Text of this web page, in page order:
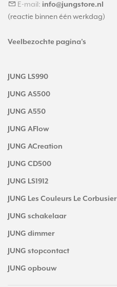
E-mail: info@jungstore.nl
(reactie binnen één werkdag)
Veelbezochte pagina's
JUNG LS990
JUNG AS500
JUNG A550
JUNG AFlow
JUNG ACreation
JUNG CD500
JUNG LS1912
JUNG Les Couleurs Le Corbusier
JUNG schakelaar
JUNG dimmer
JUNG stopcontact
JUNG opbouw